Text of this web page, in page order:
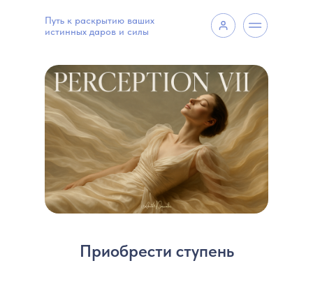
Путь к раскрытию ваших
истинных даров и силы
Приобрести ступень